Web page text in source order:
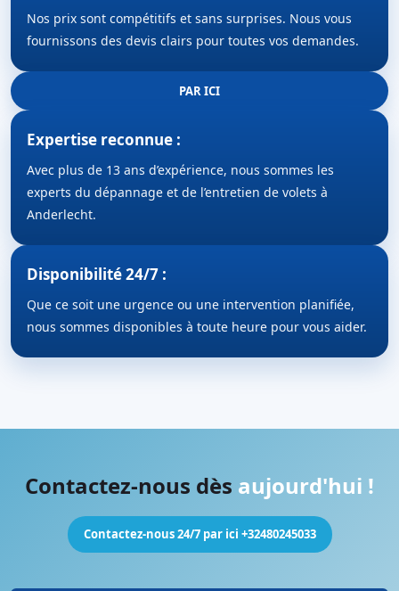
Nos prix sont compétitifs et sans surprises. Nous vous
fournissons des devis clairs pour toutes vos demandes.
PAR ICI
Expertise reconnue :
Avec plus de 13 ans d’expérience, nous sommes les
experts du dépannage et de l’entretien de volets à
Anderlecht.
Disponibilité 24/7 :
Que ce soit une urgence ou une intervention planifiée,
nous sommes disponibles à toute heure pour vous aider.
Contactez-nous dès aujourd'hui !
Contactez-nous 24/7 par ici +32480245033